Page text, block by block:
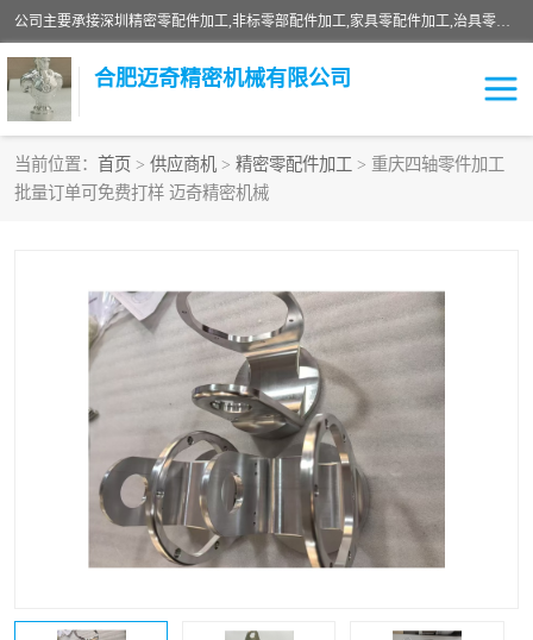
公司主要承接深圳精密零配件加工,非标零部配件加工,家具零配件加工,治具零配件加工,安徽精密零配件加工等各种各种精密机械加工，欢迎来来电咨询！
合肥迈奇精密机械有限公司
当前位置： 首页 > 供应商机 > 精密零配件加工 > 重庆四轴零件加工
批量订单可免费打样 迈奇精密机械
铣床加工
家具零配件加工 数控精密机加工
机床零件加工
CNC加工 数控机床加工
不锈钢加工